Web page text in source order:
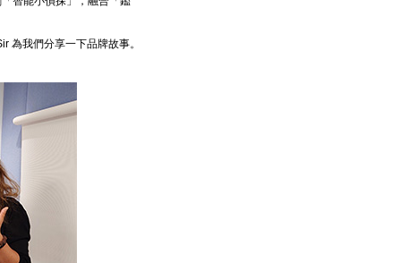
為我們分享一下品牌故事。